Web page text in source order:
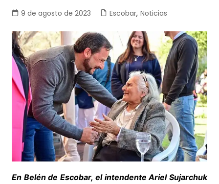
9 de agosto de 2023 Escobar, Noticias
En Belén de Escobar, el intendente Ariel Sujarchuk